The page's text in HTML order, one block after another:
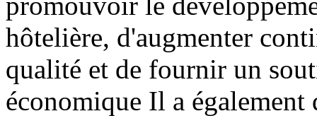
hôtelière, d'augmenter
qualité et de fournir un
économique Il a également